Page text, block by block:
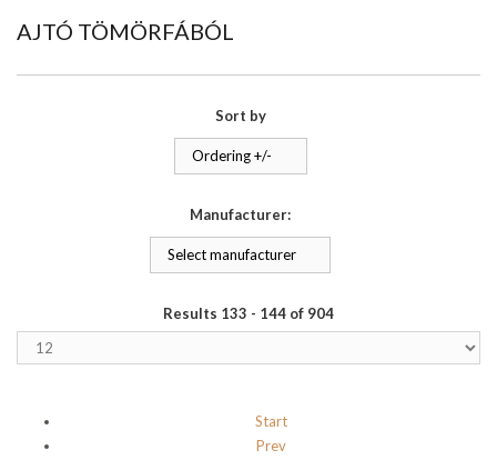
AJTÓ TÖMÖRFÁBÓL
Sort by
Ordering +/-
Manufacturer:
Select manufacturer
Results 133 - 144 of 904
Start
Prev